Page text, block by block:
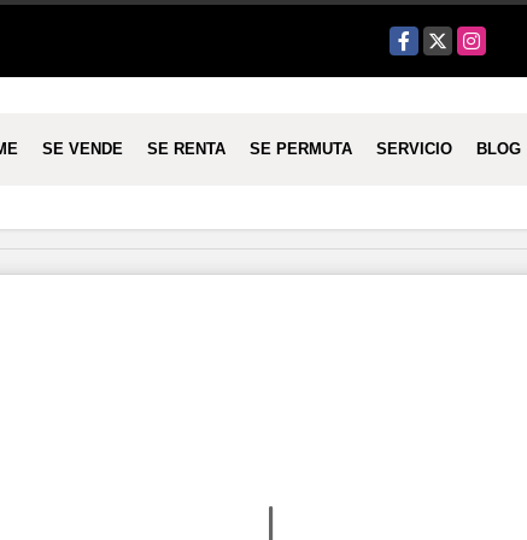
Facebook
X Instagram
SE VENDE SE RENTA SE PERMUTA SERVICIO BLOG